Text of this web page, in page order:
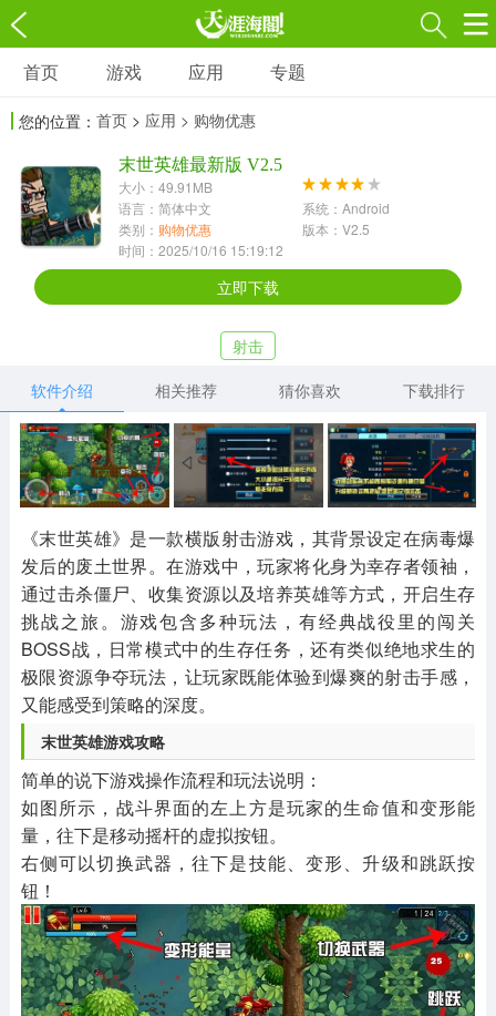
游戏
3697款应用
1597款应用
休闲益智
13387款应用
2196款应用
418款应用
音乐舞蹈
269款应用
2716款应用
515款应用
其他
1654款应用
游戏助手
515款应用
MOD游戏
1056款应用
首页 游戏 应用 专题
您的位置： 首页 > 应用 > 购物优惠
末世英雄最新版 V2.5
大小：49.91MB
语言：简体中文
系统：Android
类别： 购物优惠
版本：V2.5
时间：2025/10/16 15:19:12
立即下载
射击
软件介绍
相关推荐 猜你喜欢 下载排行
《末世英雄》是一款横版射击游戏，其背景设定在病毒爆
发后的废土世界。在游戏中，玩家将化身为幸存者领袖，
通过击杀僵尸、收集资源以及培养英雄等方式，开启生存
挑战之旅。游戏包含多种玩法，有经典战役里的闯关
BOSS战，日常模式中的生存任务，还有类似绝地求生的
极限资源争夺玩法，让玩家既能体验到爆爽的射击手感，
又能感受到策略的深度。
末世英雄游戏攻略
简单的说下游戏操作流程和玩法说明：
如图所示，战斗界面的左上方是玩家的生命值和变形能
量，往下是移动摇杆的虚拟按钮。
右侧可以切换武器，往下是技能、变形、升级和跳跃按
钮！